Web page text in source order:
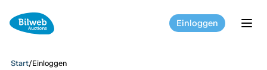
Einloggen
Start/Einloggen